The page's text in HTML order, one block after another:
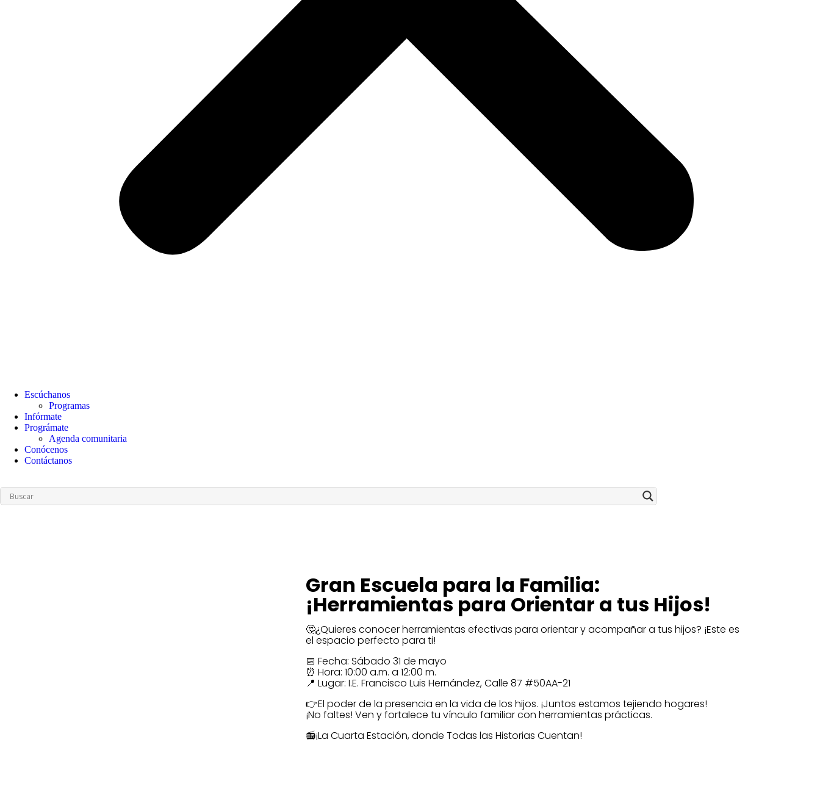
Escúchanos
Programas
Infórmate
Prográmate
Agenda comunitaria
Conócenos
Contáctanos
Gran Escuela para la Familia:
¡Herramientas para Orientar a tus Hijos!
🤔¿Quieres conocer herramientas efectivas para orientar y acompañar a tus hijos? ¡Este es
el espacio perfecto para ti!
📅 Fecha: Sábado 31 de mayo
⏰ Hora: 10:00 a.m. a 12:00 m.
📍 Lugar: I.E. Francisco Luis Hernández, Calle 87 #50AA-21
👉El poder de la presencia en la vida de los hijos. ¡Juntos estamos tejiendo hogares!
¡No faltes! Ven y fortalece tu vínculo familiar con herramientas prácticas.
📻¡La Cuarta Estación, donde Todas las Historias Cuentan!